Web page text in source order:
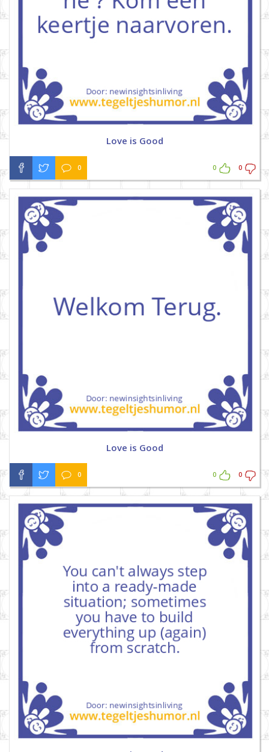
Love is Good
0 0 0
Love is Good
0 0 0